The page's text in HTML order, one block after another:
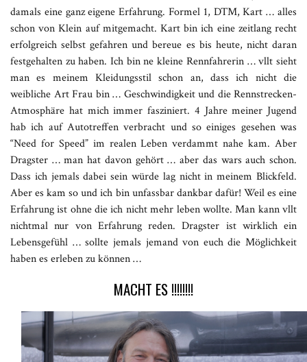
damals eine ganz eigene Erfahrung. Formel 1, DTM, Kart … alles
schon von Klein auf mitgemacht. Kart bin ich eine zeitlang recht
erfolgreich selbst gefahren und bereue es bis heute, nicht daran
festgehalten zu haben. Ich bin ne kleine Rennfahrerin … vllt sieht
man es meinem Kleidungsstil schon an, dass ich nicht die
weibliche Art Frau bin … Geschwindigkeit und die Rennstrecken-
Atmosphäre hat mich immer fasziniert. 4 Jahre meiner Jugend
hab ich auf Autotreffen verbracht und so einiges gesehen was
“Need for Speed” im realen Leben verdammt nahe kam. Aber
Dragster … man hat davon gehört … aber das wars auch schon.
Dass ich jemals dabei sein würde lag nicht in meinem Blickfeld.
Aber es kam so und ich bin unfassbar dankbar dafür! Weil es eine
Erfahrung ist ohne die ich nicht mehr leben wollte. Man kann vllt
nichtmal nur von Erfahrung reden. Dragster ist wirklich ein
Lebensgefühl … sollte jemals jemand von euch die Möglichkeit
haben es erleben zu können …
MACHT ES !!!!!!!!